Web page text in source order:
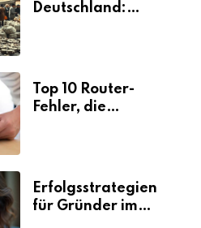
Deutschland:
Top 10 Router-
Fehler, die
Erfolgsstrategien
für Gründer im